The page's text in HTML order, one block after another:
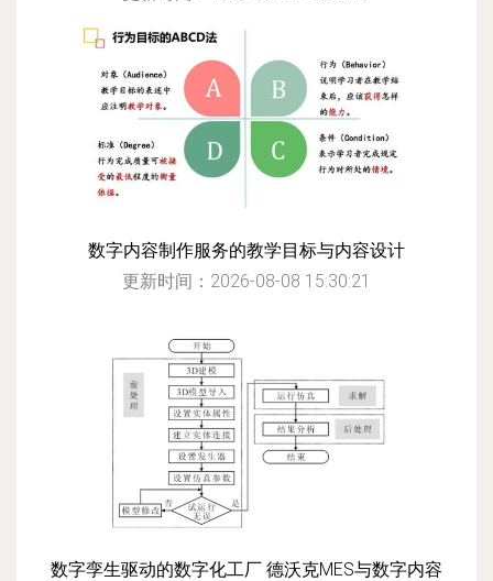
数字内容制作服务的教学目标与内容设计
更新时间：2026-08-08 15:30:21
数字孪生驱动的数字化工厂 德沃克MES与数字内容